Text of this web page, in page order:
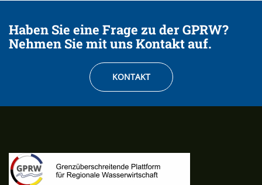
Haben Sie eine Frage zu der GPRW?
Nehmen Sie mit uns Kontakt auf.
KONTAKT